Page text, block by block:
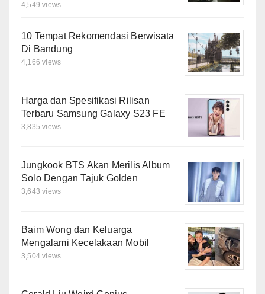
4,549 views
10 Tempat Rekomendasi Berwisata
Di Bandung
4,166 views
Harga dan Spesifikasi Rilisan
Terbaru Samsung Galaxy S23 FE
3,835 views
Jungkook BTS Akan Merilis Album
Solo Dengan Tajuk Golden
3,643 views
Baim Wong dan Keluarga
Mengalami Kecelakaan Mobil
3,504 views